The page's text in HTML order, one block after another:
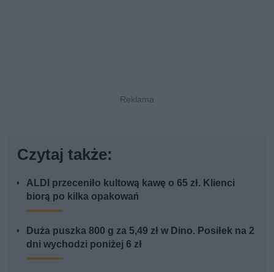
Czytaj także:
ALDI przeceniło kultową kawę o 65 zł. Klienci
biorą po kilka opakowań
Duża puszka 800 g za 5,49 zł w Dino. Posiłek na 2
dni wychodzi poniżej 6 zł